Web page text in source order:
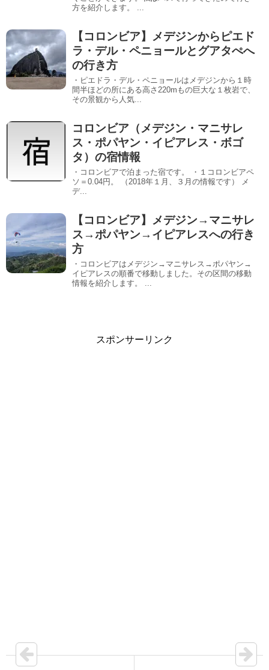
方を紹介します。 ...
【コロンビア】メデジンからピエド
ラ・デル・ペニョールとグアタぺへ
の行き方
・ピエドラ・デル・ペニョールはメデジンから１時
間半ほどの所にある高さ220mもの巨大な１枚岩で、
その景観から人気...
コロンビア（メデジン・マニサレ
ス・ポパヤン・イピアレス・ボゴ
タ）の宿情報
・コロンビアで泊まった宿です。 ・１コロンビアペ
ソ＝0.04円。 （2018年１月、３月の情報です） メ
デ...
【コロンビア】メデジン→マニサレ
ス→ポパヤン→イピアレスへの行き
方
・コロンビアはメデジン→マニサレス→ポパヤン→
イピアレスの順番で移動しました。その区間の移動
情報を紹介します。 ...
スポンサーリンク